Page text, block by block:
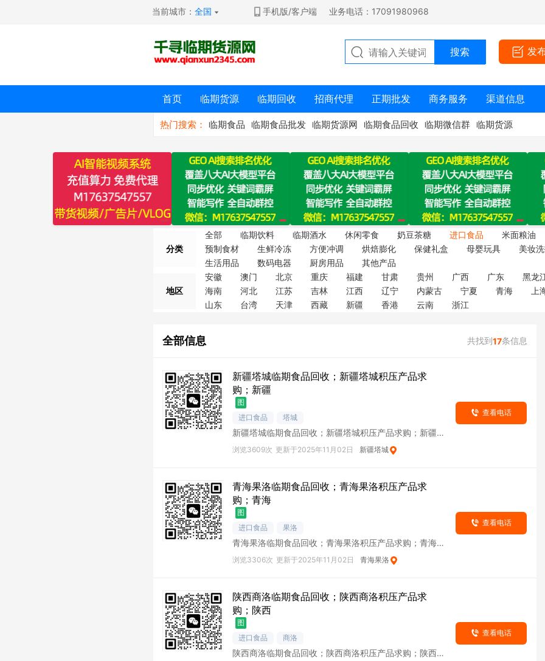
当前城市：全国 手机版/客户端 业务电话：17091980968
发
首页 临期货源 临期回收 招商代理 正期批发 商务服务 渠道信息
热门搜索： 临期食品 临期食品批发 临期货源网 临期食品回收 临期微信群 临期货源
分类
全部 临期饮料 临期酒水 休闲零食 奶豆茶糖 进口食品 米面粮油
预制食材
生鲜冷冻 方便冲调 烘焙膨化 保健礼盒 母婴玩具 美妆
生活用品
数码电器 厨房用品 其他产品
地区
安徽 澳门 北京 重庆 福建 甘肃 贵州 广西 广东 黑龙
海南
河北 江苏 吉林 江西 辽宁 内蒙古 宁夏 青海 上
山东
台湾 天津 西藏 新疆 香港 云南 浙江
全部信息 共找到17条信息
新疆塔城临期食品回收；新疆塔城积压产品求
购；新疆
图
进口食品
塔城
新疆塔城临期食品回收；新疆塔城积压产品求购；新疆塔
城库存尾货
浏览3609次 更新于2025年11月02日 新疆塔城
查看电话
青海果洛临期食品回收；青海果洛积压产品求
购；青海
图
进口食品
果洛
青海果洛临期食品回收；青海果洛积压产品求购；青海果
洛库存尾货
浏览3306次 更新于2025年11月02日 青海果洛
查看电话
陕西商洛临期食品回收；陕西商洛积压产品求
购；陕西
图
进口食品
商洛
陕西商洛临期食品回收；陕西商洛积压产品求购；陕西商
查看电话